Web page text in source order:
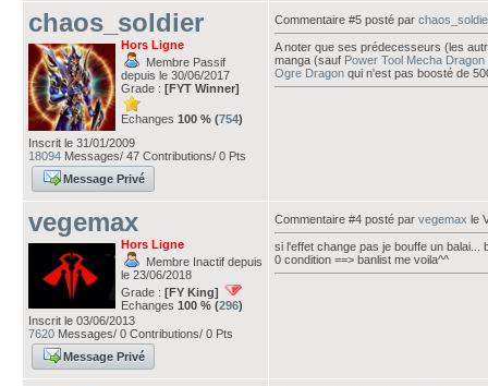
chaos_soldier
Hors Ligne
Membre Passif
depuis le 30/06/2017
Grade : [FYT Winner]
Echanges 100 % (754)
Inscrit le 31/01/2009
18094 Messages/ 47 Contributions/ 0 Pts
Message Privé
Commentaire #5 posté par
A noter que ses prédecesseurs (les
manga (sauf Power Tool Mecha Dragon
Ogre Dragon qui n'est pas boosté de
vegemax
Hors Ligne
Membre Inactif depuis
le 23/06/2018
Grade : [FY King]
Echanges 100 % (296)
Inscrit le 03/06/2013
7620 Messages/ 0 Contributions/ 0 Pts
Message Privé
Commentaire #4 posté par vegemax le
si l'effet change pas je bouffe un
0 condition ==> banlist me voila^^